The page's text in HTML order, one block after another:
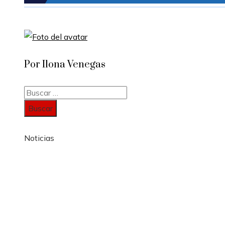
Por Ilona Venegas
Buscar:
Noticias